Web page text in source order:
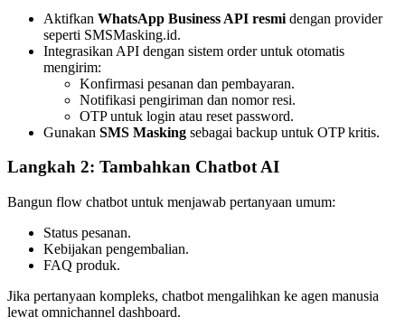
Aktifkan WhatsApp Business API resmi dengan provider
seperti SMSMasking.id.
Integrasikan API dengan sistem order untuk otomatis
mengirim:
Konfirmasi pesanan dan pembayaran.
Notifikasi pengiriman dan nomor resi.
OTP untuk login atau reset password.
Gunakan SMS Masking sebagai backup untuk OTP kritis.
Langkah 2: Tambahkan Chatbot AI
Bangun flow chatbot untuk menjawab pertanyaan umum:
Status pesanan.
Kebijakan pengembalian.
FAQ produk.
Jika pertanyaan kompleks, chatbot mengalihkan ke agen manusia
lewat omnichannel dashboard.